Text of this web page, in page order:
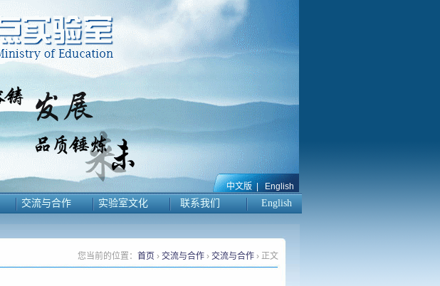
中文版| English
交流与合作 实验室文化 联系我们 English
您当前的位置： 首页 › 交流与合作 › 交流与合作 › 正文